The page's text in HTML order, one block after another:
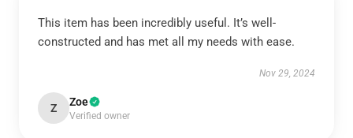
This item has been incredibly useful. It’s well-
constructed and has met all my needs with ease.
Nov 29, 2024
Z Zoe
Verified owner